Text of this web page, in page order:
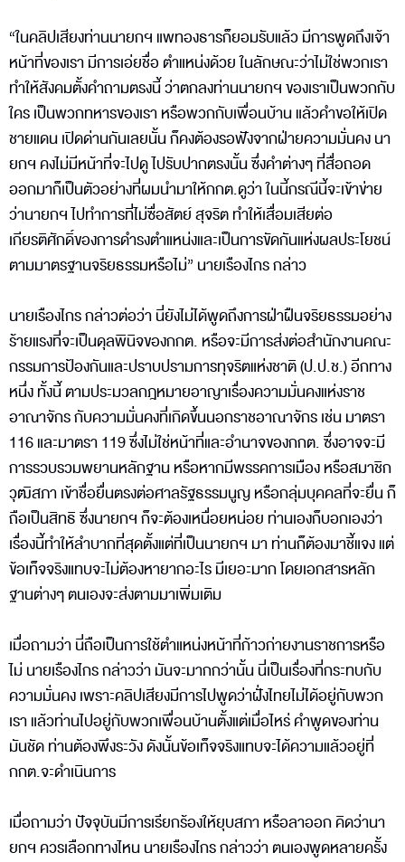
“ในคลิปเสียงท่านนายกฯ แพทองธารก็ยอมรับแล้ว มีการพูดถึงเจ้า
หน้าที่ของเรา มีการเอ่ยชื่อ ตำแหน่งด้วย ในลักษณะว่าไม่ใช่พวกเรา
ทำให้สังคมตั้งคำถามตรงนี้ ว่าตกลงท่านนายกฯ ของเราเป็นพวกกับ
ใคร เป็นพวกทหารของเรา หรือพวกกับเพื่อนบ้าน แล้วคำขอให้เปิด
ชายแดน เปิดด่านกันเลยนั้น ก็คงต้องรอฟังจากฝ่ายความมั่นคง นา
ยกฯ คงไม่มีหน้าที่จะไปดู ไปรับปากตรงนั้น ซึ่งคำต่างๆ ที่สื่อถอด
ออกมาก็เป็นตัวอย่างที่ผมนำมาให้กกต.ดูว่า ในนี้กรณีนี้จะเข้าข่าย
ว่านายกฯ ไปทำการที่ไม่ซื่อสัตย์ สุจริต ทำให้เสื่อมเสียต่อ
เกียรติศักดิ์ของการดำรงตำแหน่งและเป็นการขัดกันแห่งผลประโยชน์
ตามมาตรฐานจริยธรรมหรือไม่” นายเรืองไกร กล่าว
นายเรืองไกร กล่าวต่อว่า นี่ยังไม่ได้พูดถึงการฝ่าฝืนจริยธรรมอย่าง
ร้ายแรงที่จะเป็นดุลพินิจของกกต. หรือจะมีการส่งต่อสำนักงานคณะ
กรรมการป้องกันและปราบปรามการทุจริตแห่งชาติ (ป.ป.ช.) อีกทาง
หนึ่ง ทั้งนี้ ตามประมวลกฎหมายอาญาเรื่องความมั่นคงแห่งราช
อาณาจักร กับความมั่นคงที่เกิดขึ้นนอกราชอาณาจักร เช่น มาตรา
116 และมาตรา 119 ซึ่งไม่ใช่หน้าที่และอำนาจของกกต. ซึ่งอาจจะมี
การรวบรวมพยานหลักฐาน หรือหากมีพรรคการเมือง หรือสมาชิก
วุฒิสภา เข้าชื่อยื่นตรงต่อศาลรัฐธรรมนูญ หรือกลุ่มบุคคลที่จะยื่น ก็
ถือเป็นสิทธิ ซึ่งนายกฯ ก็จะต้องเหนื่อยหน่อย ท่านเองก็บอกเองว่า
เรื่องนี้ทำให้ลำบากที่สุดตั้งแต่ที่เป็นนายกฯ มา ท่านก็ต้องมาชี้แจง แต่
ข้อเท็จจริงแทบจะไม่ต้องหายากอะไร มีเยอะมาก โดยเอกสารหลัก
ฐานต่างๆ ตนเองจะส่งตามมาเพิ่มเติม
เมื่อถามว่า นี่ถือเป็นการใช้ตำแหน่งหน้าที่ก้าวก่ายงานราชการหรือ
ไม่ นายเรืองไกร กล่าวว่า มันจะมากกว่านั้น นี่เป็นเรื่องที่กระทบกับ
ความมั่นคง เพราะคลิปเสียงมีการไปพูดว่าฝั่งไทยไม่ได้อยู่กับพวก
เรา แล้วท่านไปอยู่กับพวกเพื่อนบ้านตั้งแต่เมื่อไหร่ คำพูดของท่าน
มันชัด ท่านต้องพึงระวัง ดังนั้นข้อเท็จจริงแทบจะได้ความแล้วอยู่ที่
กกต.จะดำเนินการ
เมื่อถามว่า ปัจจุบันมีการเรียกร้องให้ยุบสภา หรือลาออก คิดว่านา
ยกฯ ควรเลือกทางไหน นายเรืองไกร กล่าวว่า ตนเองพูดหลายครั้ง